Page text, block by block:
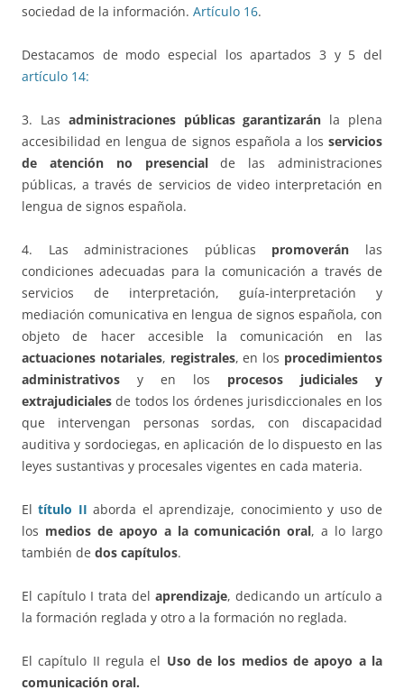
sociedad de la información. Artículo 16.
Destacamos de modo especial los apartados 3 y 5 del
artículo 14:
3. Las administraciones públicas garantizarán la plena
accesibilidad en lengua de signos española a los servicios
de atención no presencialde las administraciones
públicas, a través de servicios de video interpretación en
lengua de signos española.
4. Las administraciones públicas promoverán las
condiciones adecuadas para la comunicación a través de
servicios de interpretación, guía-interpretación y
mediación comunicativa en lengua de signos española, con
objeto de hacer accesible la comunicación en las
actuaciones notariales, registrales, en los procedimientos
administrativos y en los procesos judiciales y
extrajudiciales de todos los órdenes jurisdiccionales en los
que intervengan personas sordas, con discapacidad
auditiva y sordociegas, en aplicación de lo dispuesto en las
leyes sustantivas y procesales vigentes en cada materia.
Eltítulo II aborda el aprendizaje, conocimiento y uso de
los medios de apoyo a la comunicación oral, a lo largo
también de dos capítulos.
El capítulo I trata del aprendizaje, dedicando un artículo a
la formación reglada y otro a la formación no reglada.
El capítulo II regula el Uso de los medios de apoyo a la
comunicación oral.